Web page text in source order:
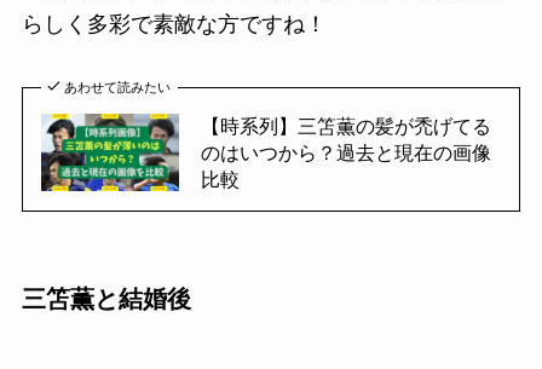
らしく多彩で素敵な方ですね！
あわせて読みたい
【時系列】三笘薫の髪が禿げてる
のはいつから？過去と現在の画像
比較
三笘薫と結婚後